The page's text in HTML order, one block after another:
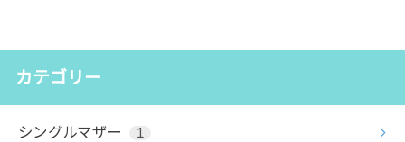
カテゴリー
シングルマザー 1